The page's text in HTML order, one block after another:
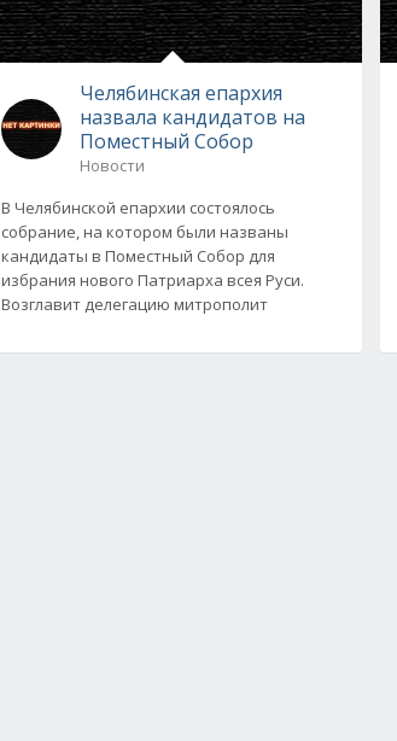
Челябинская епархия
назвала кандидатов на
Поместный Собор
Новости
В Челябинской епархии состоялось
собрание, на котором были названы
кандидаты в Поместный Собор для
избрания нового Патриарха всея Руси.
Возглавит делегацию митрополит